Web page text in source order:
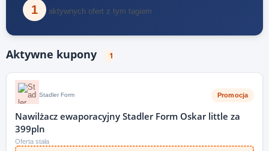
1 aktywnych ofert z tym tagiem
Aktywne kupony 1
Stadler Form Promocja
Nawilżacz ewaporacyjny Stadler Form Oskar little za
399pln
Oferta stała